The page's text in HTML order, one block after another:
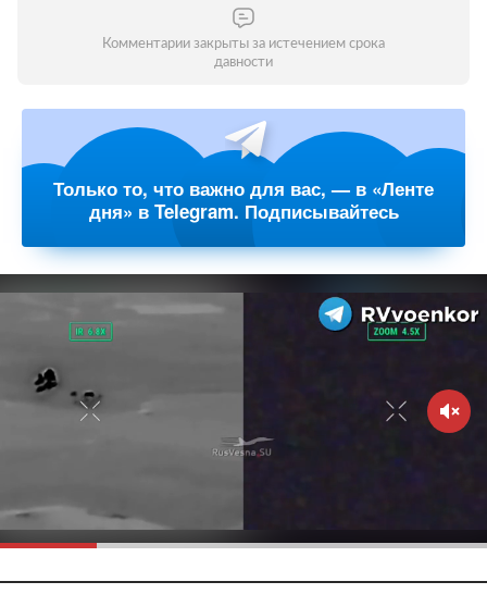
Комментарии закрыты за истечением срока
давности
Только то, что важно для вас, — в «Ленте
дня» в Telegram. Подписывайтесь